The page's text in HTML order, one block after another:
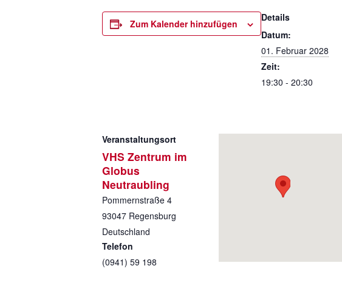
Zum Kalender hinzufügen
Details
Datum:
01. Februar 2028
Zeit:
19:30 - 20:30
Veranstaltungsort
VHS Zentrum im
Globus
Neutraubling
Pommernstraße 4
93047 Regensburg
Deutschland
Telefon
(0941) 59 198